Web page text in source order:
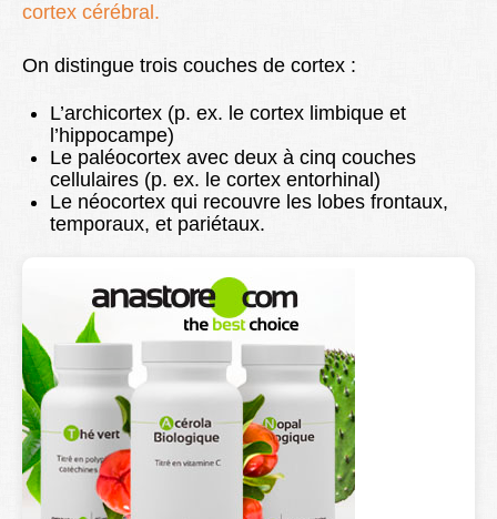
cortex cérébral.
On distingue trois couches de cortex :
L’archicortex (p. ex. le cortex limbique et
l’hippocampe)
Le paléocortex avec deux à cinq couches
cellulaires (p. ex. le cortex entorhinal)
Le néocortex qui recouvre les lobes frontaux,
temporaux, et pariétaux.